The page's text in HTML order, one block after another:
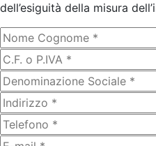
dell’esiguità della misura